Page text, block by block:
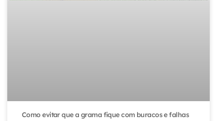
Como evitar que a grama fique com buracos e falhas